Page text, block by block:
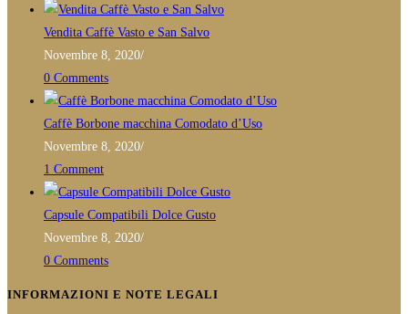
essere
scelte
nella
del
prodotto
application
Vendita Caffè Vasto e San Salvo
Novembre 8, 2020/
0 Comments
Caffè Borbone macchina Comodato d’Uso
Novembre 8, 2020/
1 Comment
Capsule Compatibili Dolce Gusto
Novembre 8, 2020/
0 Comments
INFORMAZIONI E NOTE LEGALI